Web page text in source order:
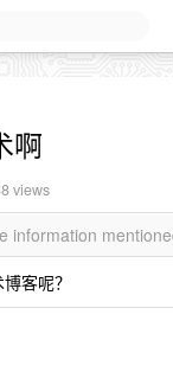
啊
views
information
客呢？